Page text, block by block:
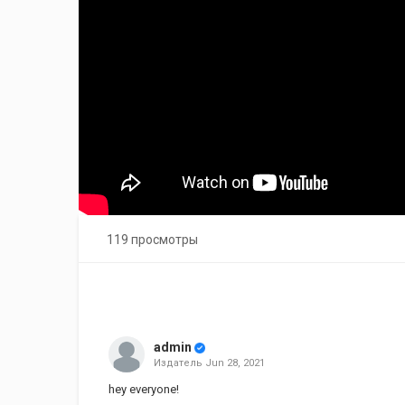
119 просмотры
admin
Издатель Jun 28, 2021
hey everyone!